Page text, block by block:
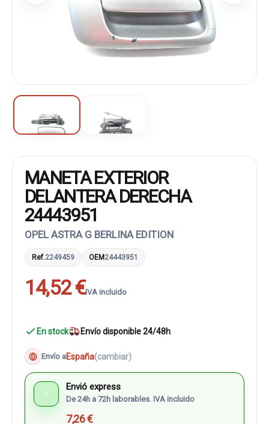
MANETA EXTERIOR
DELANTERA DERECHA
24443951
OPEL ASTRA G BERLINA EDITION
Ref.2249459 OEM24443951
14,52 €IVA incluido
En stock Envío disponible 24/48h
Envío aEspaña(cambiar)
⚡
Envió express
De 24h a 72h laborables. IVA incluido
7,26 €